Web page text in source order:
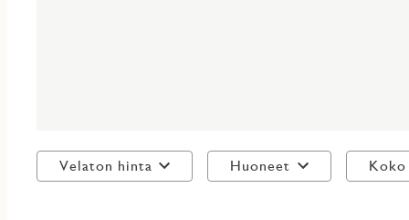
Velaton hinta Huoneet Koko